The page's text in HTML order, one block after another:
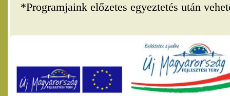
*Programjaink előzetes egyeztetés után